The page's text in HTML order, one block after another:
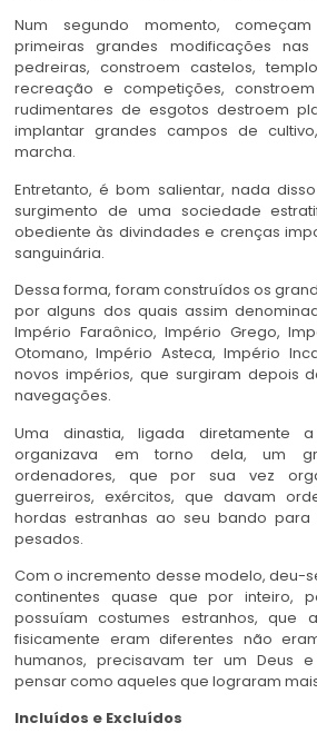
Num segundo momento,
primeiras grandes modificações nas
pedreiras, constroem castelos,
recreação e competições,
rudimentares de esgotos destroem
implantar grandes campos de
marcha.
Entretanto, é bom salientar, nada
surgimento de uma sociedade
obediente às divindades e crenças
sanguinária.
Dessa forma, foram construídos os
por alguns dos quais assim
Império Faraônico, Império Grego,
Otomano, Império Asteca, Império
novos impérios, que surgiram depois
navegações.
Uma dinastia, ligada diretamente
organizava em torno dela, um
ordenadores, que por sua vez
guerreiros, exércitos, que davam
hordas estranhas ao seu bando para
pesados.
Com o incremento desse modelo, deu-
continentes quase que por inteiro,
possuíam costumes estranhos, que
fisicamente eram diferentes não
humanos, precisavam ter um Deus
pensar como aqueles que lograram
Incluídos e Excluídos